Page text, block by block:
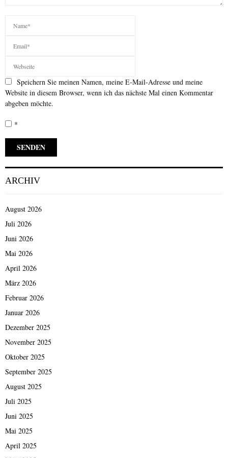
Speichern Sie meinen Namen, meine E-Mail-Adresse und meine
Website in diesem Browser, wenn ich das nächste Mal einen Kommentar
abgeben möchte.
*
ARCHIV
August 2026
Juli 2026
Juni 2026
Mai 2026
April 2026
März 2026
Februar 2026
Januar 2026
Dezember 2025
November 2025
Oktober 2025
September 2025
August 2025
Juli 2025
Juni 2025
Mai 2025
April 2025